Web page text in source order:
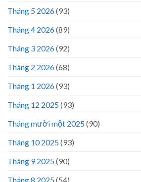
Tháng 5 2026(93)
Tháng 4 2026(89)
Tháng 3 2026(92)
Tháng 2 2026(68)
Tháng 1 2026(93)
Tháng 12 2025(93)
Tháng mười một 2025(90)
Tháng 10 2025(93)
Tháng 9 2025(90)
Tháng 8 2025(54)